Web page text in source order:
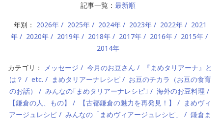
記事一覧： 最新順
年別： 2026年 2025年 2024年 2023年 2022年
2021
年
2020年 2019年 2018年 2017年 2016年
2015年
2014年
カテゴリ： メッセージ 今月のお豆さん
『まめタリアーナ』と
は？
etc. まめタリアーナレシピ
お豆のチカラ（お豆の食育
のお話）
みんなの｢まめタリアーナレシピ｣
海外のお豆料理
【鎌倉の人、もの】
【古都鎌倉の魅力を再発見！】
まめヴィ
アージュレシピ
みんなの「まめヴィアージュレシピ」
鎌倉ま